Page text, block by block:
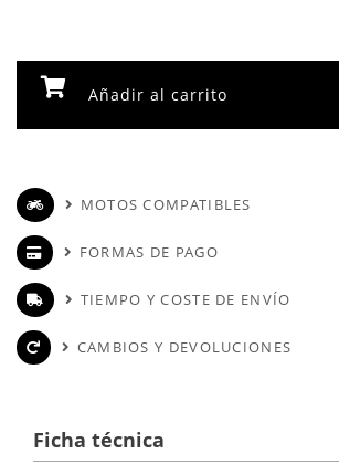
Añadir al carrito
MOTOS COMPATIBLES
FORMAS DE PAGO
TIEMPO Y COSTE DE ENVÍO
CAMBIOS Y DEVOLUCIONES
Ficha técnica